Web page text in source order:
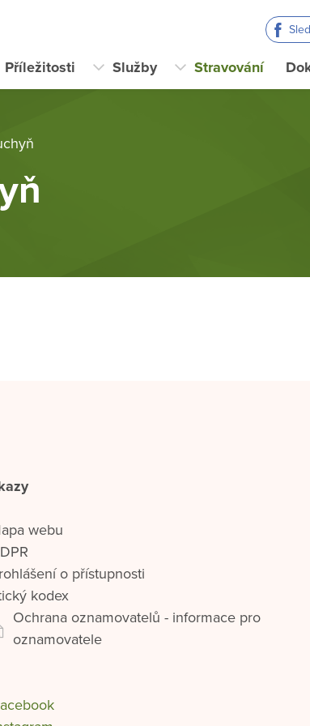
Příležitosti Služby Stravování
webu
o přístupnosti
kodex
Ochrana oznamovatelů - informace pro
oznamovatele